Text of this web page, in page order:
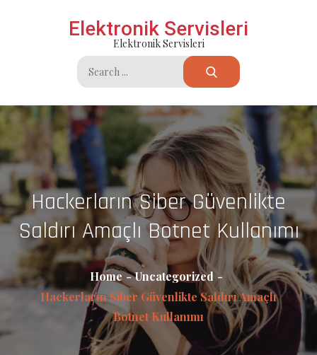
Elektronik Servisleri
Elektronik Servisleri
Search
for:
Hackerların Siber Güvenlikte
Saldırı Amaçlı Botnet Kullanımı
Home
Uncategorized
Hackerların Siber Güvenlikte Saldırı Amaçlı
Botnet Kullanımı